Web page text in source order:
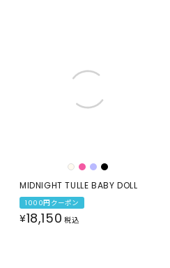
MIDNIGHT TULLE BABY DOLL
1000円クーポン
¥18,150 税込